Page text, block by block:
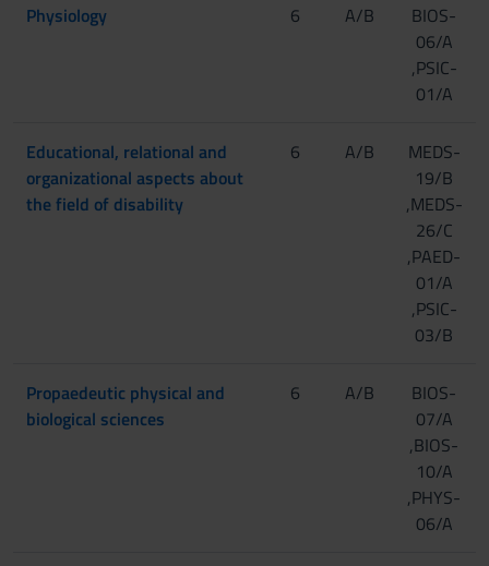
Physiology 6 A/B
BIOS-
06/A
,PSIC-
01/A
Educational, relational and
organizational aspects about
the field of disability
6 A/B
MEDS-
19/B
,MEDS-
26/C
,PAED-
01/A
,PSIC-
03/B
Propaedeutic physical and
biological sciences
6 A/B
BIOS-
07/A
,BIOS-
10/A
,PHYS-
06/A